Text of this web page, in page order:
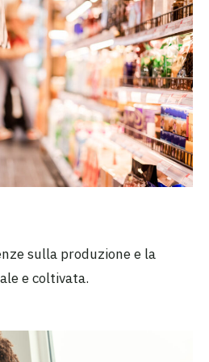
sulla produzione e la
e coltivata.